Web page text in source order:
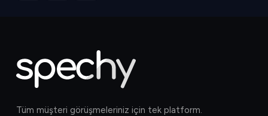
Tüm müşteri görüşmeleriniz için tek platform.